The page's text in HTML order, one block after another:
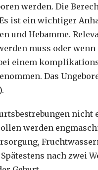
werden. Die
ist ein wichtiger
und Hebamme.
muss oder
einem
Das
werden
nach zwei